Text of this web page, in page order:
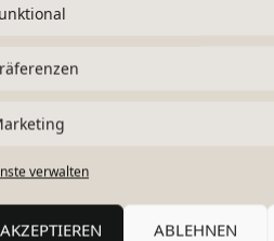
verwalten
AKZEPTIEREN ABLEHNEN